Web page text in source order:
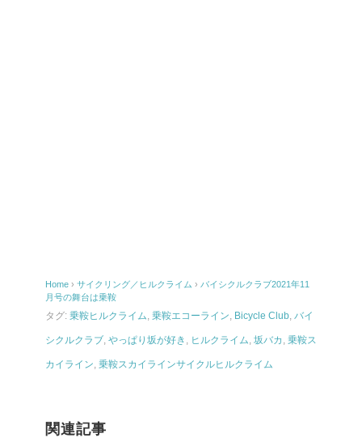
Home › サイクリング／ヒルクライム › バイシクルクラブ2021年11
月号の舞台は乗鞍
タグ: 乗鞍ヒルクライム, 乗鞍エコーライン, Bicycle Club, バイ
シクルクラブ, やっぱり坂が好き , ヒルクライム, 坂バカ , 乗鞍ス
カイライン, 乗鞍スカイラインサイクルヒルクライム
関連記事